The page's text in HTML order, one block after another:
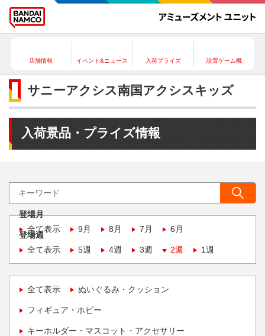
店舗情報 イベント&ニュース 入荷プライズ 設置ゲーム機
サニーアクシス南国アクシスキッズ
入荷景品・プライズ情報
登場月
全て表示
9月 8月 7月 6月
登場週
全て表示
5週 4週 3週 2週 1週
全て表示 ぬいぐるみ・クッション
フィギュア・ホビー
キーホルダー・マスコット・アクセサリー